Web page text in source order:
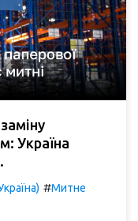
Україна
#Митне